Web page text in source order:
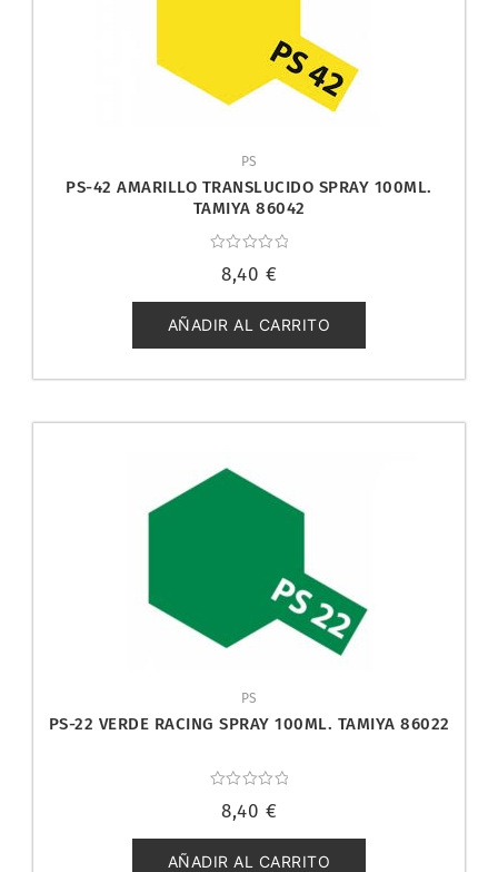
PS
PS-42 AMARILLO TRANSLUCIDO SPRAY 100ML.
TAMIYA 86042
con
de
5
8,40 €
AÑADIR AL CARRITO
PS
PS-22 VERDE RACING SPRAY 100ML. TAMIYA 86022
con
de
5
8,40 €
AÑADIR AL CARRITO